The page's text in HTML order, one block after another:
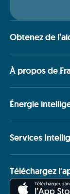
Obtenez de
À propos de
Énergie
Services
Téléchargez